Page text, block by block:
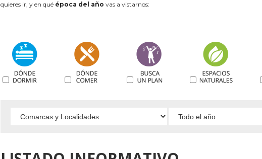
quieres ir, y en qué época del año vas a vistarnos: